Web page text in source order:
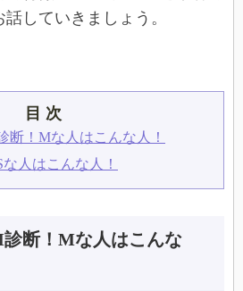
していきましょう。
目 次
断！Mな人はこんな人！
人はこんな人！
断！Mな人はこんな